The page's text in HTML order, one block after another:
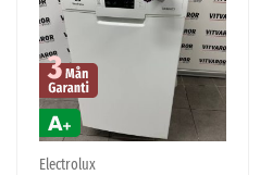
Electrolux